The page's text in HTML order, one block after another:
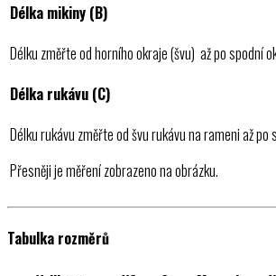
Délka mikiny (B)
Délku změřte od horního okraje (švu) až po spodní
Délka rukávu (C)
Délku rukávu změřte od švu rukávu na rameni až po
Přesněji je měření zobrazeno na obrázku.
Tabulka rozměrů